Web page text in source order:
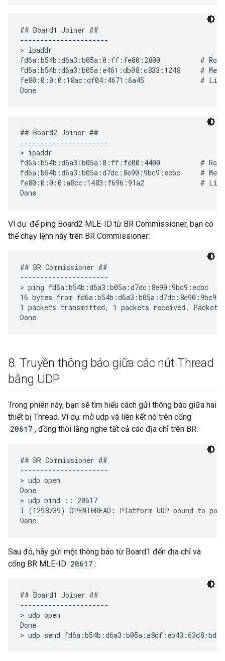
## Board1 Joiner ##
----------------------
> ipaddr
fd6a:b54b:d6a3:b05a:0:ff:fe00:2800          #
fd6a:b54b:d6a3:b05a:e461:db08:c833:1248     #
fe80:0:0:0:18ac:df04:4671:6a45              #
## Board2 Joiner ##
----------------------
> ipaddr
fd6a:b54b:d6a3:b05a:0:ff:fe00:4400          #
fd6a:b54b:d6a3:b05a:d7dc:8e90:9bc9:ecbc     #
fe80:0:0:0:a8cc:1483:f696:91a2              #
Ví dụ: để ping Board2 MLE-ID từ BR Commissioner, bạn có
thể chạy lệnh này trên BR Commissioner:
## BR Commissioner ##
----------------------
> ping fd6a:b54b:d6a3:b05a:d7dc:8e90:9bc9:ecbc
16 bytes from
1 packets transmitted, 1 packets received. Packet
8. Truyền thông báo giữa các nút Thread
bằng UDP
Trong phiên này, bạn sẽ tìm hiểu cách gửi thông báo giữa hai
thiết bị Thread. Ví dụ: mở udp và liên kết nó trên cổng
20617 , đồng thời lắng nghe tất cả các địa chỉ trên BR:
## BR Commissioner ##
----------------------
> udp open
Done
> udp bind :: 20617
I (1298739) OPENTHREAD: Platform UDP bound to
Sau đó, hãy gửi một thông báo từ Board1 đến địa chỉ và
cổng BR MLE-ID 20617 :
## Board1 Joiner ##
----------------------
> udp open
Done